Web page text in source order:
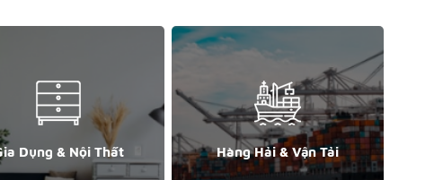
Dụng & Nội Thất Hàng Hải & Vận Tải